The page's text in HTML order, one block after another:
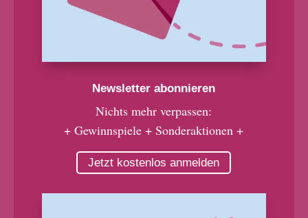
Newsletter abonnieren
Nichts mehr verpassen:
+ Gewinnspiele + Sonderaktionen +
Jetzt kostenlos anmelden